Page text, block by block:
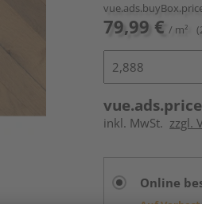
79,99 € / m²
inkl. MwSt. zzgl.
Online
Auf